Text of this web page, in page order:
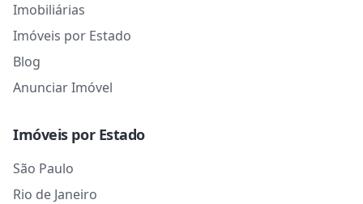
Imobiliárias
Imóveis por Estado
Blog
Anunciar Imóvel
Imóveis por Estado
São Paulo
Rio de Janeiro